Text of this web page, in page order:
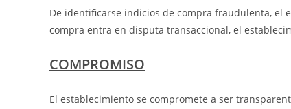
De identificarse indicios de compra fraudulenta, el
compra entra en disputa transaccional, el
COMPROMISO
El establecimiento se compromete a ser